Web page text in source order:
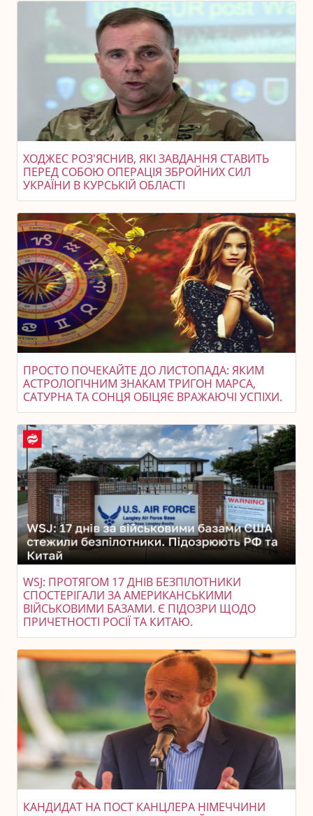
ХОДЖЕС РОЗ'ЯСНИВ, ЯКІ ЗАВДАННЯ СТАВИТЬ
ПЕРЕД СОБОЮ ОПЕРАЦІЯ ЗБРОЙНИХ СИЛ
УКРАЇНИ В КУРСЬКІЙ ОБЛАСТІ
ПРОСТО ПОЧЕКАЙТЕ ДО ЛИСТОПАДА: ЯКИМ
АСТРОЛОГІЧНИМ ЗНАКАМ ТРИГОН МАРСА,
САТУРНА ТА СОНЦЯ ОБІЦЯЄ ВРАЖАЮЧІ УСПІХИ.
WSJ: ПРОТЯГОМ 17 ДНІВ БЕЗПІЛОТНИКИ
СПОСТЕРІГАЛИ ЗА АМЕРИКАНСЬКИМИ
ВІЙСЬКОВИМИ БАЗАМИ. Є ПІДОЗРИ ЩОДО
ПРИЧЕТНОСТІ РОСІЇ ТА КИТАЮ.
КАНДИДАТ НА ПОСТ КАНЦЛЕРА НІМЕЧЧИНИ